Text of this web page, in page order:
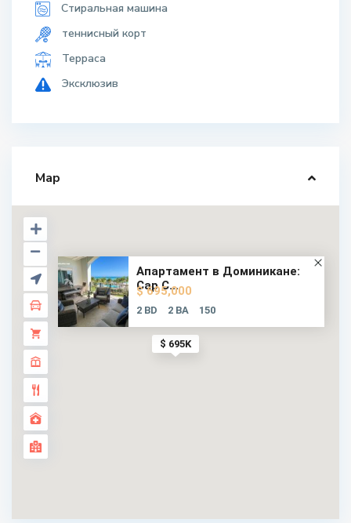
Стиральная машина
теннисный корт
Терраса
Эксклюзив
Map
$ 695K
Апартамент в Доминикане:
Cap C...
$ 695,000
2 BD 2 BA 150